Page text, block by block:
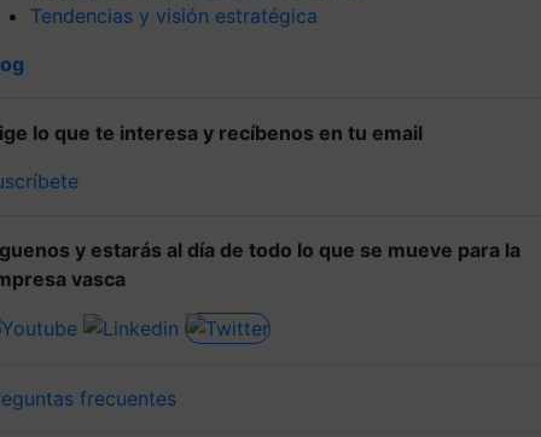
Tendencias y visión estratégica
lo que te interesa y recíbenos en tu email
y estarás al día de todo lo que se mueve para la
vasca
frecuentes